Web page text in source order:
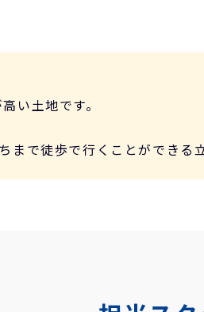
い土地です。
で徒歩で行くことができる立